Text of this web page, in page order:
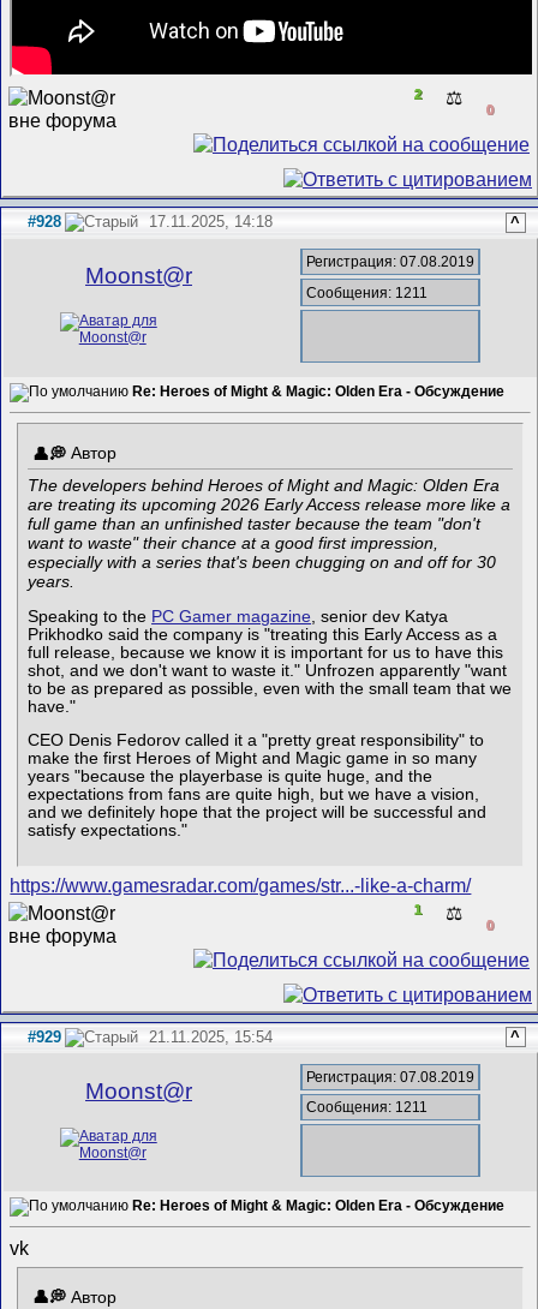
2 ⚖️
0
#928 17.11.2025, 14:18 ^
Mооnst@r
Регистрация: 07.08.2019
Сообщения: 1211
Re: Heroes of Might & Magic: Olden Era - Обсуждение
Автор
The developers behind Heroes of Might and Magic: Olden Era
are treating its upcoming 2026 Early Access release more like a
full game than an unfinished taster because the team "don't
want to waste" their chance at a good first impression,
especially with a series that's been chugging on and off for 30
years.
Speaking to the PC Gamer magazine , senior dev Katya
Prikhodko said the company is "treating this Early Access as a
full release, because we know it is important for us to have this
shot, and we don't want to waste it." Unfrozen apparently "want
to be as prepared as possible, even with the small team that we
have."
CEO Denis Fedorov called it a "pretty great responsibility" to
make the first Heroes of Might and Magic game in so many
years "because the playerbase is quite huge, and the
expectations from fans are quite high, but we have a vision,
and we definitely hope that the project will be successful and
satisfy expectations."
https://www.gamesradar.com/games/str...-like-a-charm/
1 ⚖️
0
#929 21.11.2025, 15:54 ^
Mооnst@r
Регистрация: 07.08.2019
Сообщения: 1211
Re: Heroes of Might & Magic: Olden Era - Обсуждение
vk
Автор